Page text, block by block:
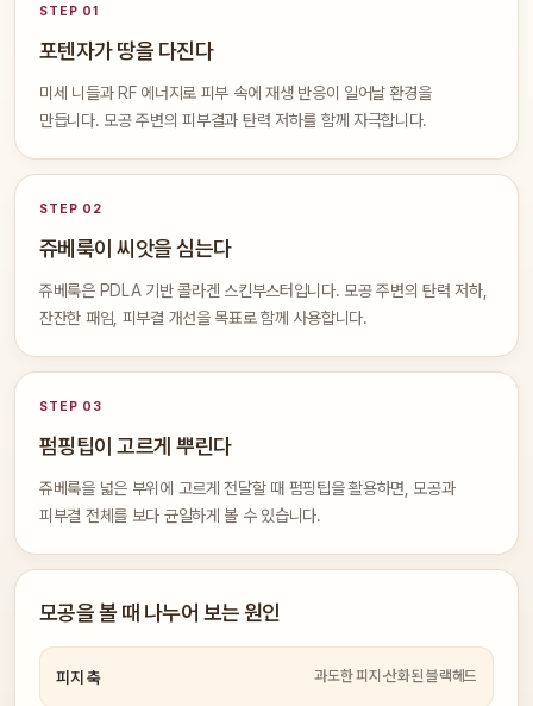
STEP 01
포텐자가 땅을 다진다
미세 니들과 RF 에너지로 피부 속에 재생 반응이 일어날 환경을
만듭니다. 모공 주변의 피부결과 탄력 저하를 함께 자극합니다.
STEP 02
쥬베룩이 씨앗을 심는다
쥬베룩은 PDLA 기반 콜라겐 스킨부스터입니다. 모공 주변의 탄력 저하,
잔잔한 패임, 피부결 개선을 목표로 함께 사용합니다.
STEP 03
펌핑팁이 고르게 뿌린다
쥬베룩을 넓은 부위에 고르게 전달할 때 펌핑팁을 활용하면, 모공과
피부결 전체를 보다 균일하게 볼 수 있습니다.
모공을 볼 때 나누어 보는 원인
피지 축 과도한 피지·산화된 블랙헤드